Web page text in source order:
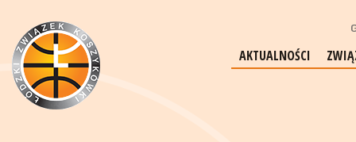
AKTUALNOŚCI